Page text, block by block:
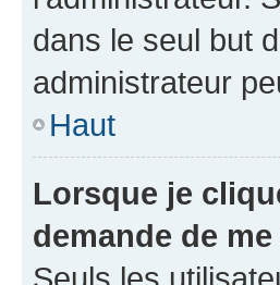
dans le seul but
administrateur
Haut
Lorsque je
demande de